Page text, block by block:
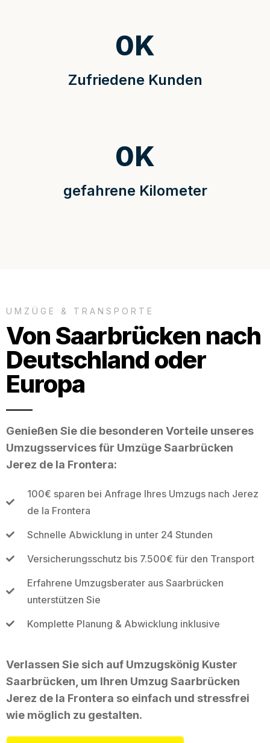
Zufriedene Kunden
0K
gefahrene Kilometer
0K
UMZÜGE & TRANSPORTE
Von Saarbrücken nach
Deutschland oder
Europa
Genießen Sie die besonderen Vorteile unseres
Umzugsservices für Umzüge Saarbrücken
Jerez de la Frontera:
100€ sparen bei Anfrage Ihres Umzugs nach Jerez
de la Frontera
Schnelle Abwicklung in unter 24 Stunden
Versicherungsschutz bis 7.500€ für den Transport
Erfahrene Umzugsberater aus Saarbrücken
unterstützen Sie
Komplette Planung & Abwicklung inklusive
Verlassen Sie sich auf Umzugskönig Kuster
Saarbrücken, um Ihren Umzug Saarbrücken
Jerez de la Frontera so einfach und stressfrei
wie möglich zu gestalten.